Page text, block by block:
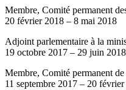
Membre, Comité permanent
20 février 2018 – 8 mai 2018
Adjoint parlementaire à la
19 octobre 2017 – 29 juin 2018
Membre, Comité permanent
11 septembre 2017 – 20